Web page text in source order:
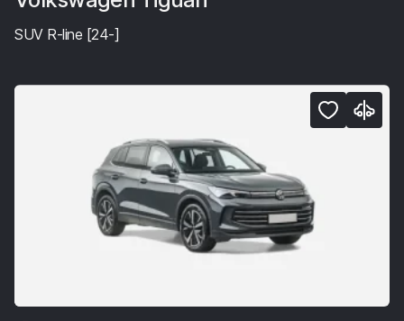
SUV R-line [24-]